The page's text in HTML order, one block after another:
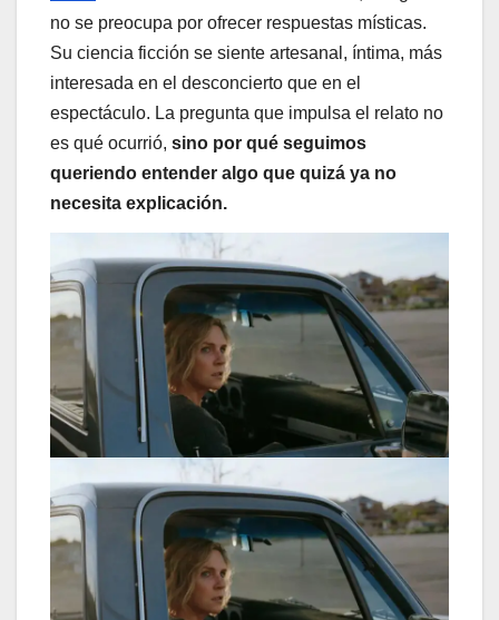
no se preocupa por ofrecer respuestas místicas.
Su ciencia ficción se siente artesanal, íntima, más
interesada en el desconcierto que en el
espectáculo. La pregunta que impulsa el relato no
es qué ocurrió, sino por qué seguimos
queriendo entender algo que quizá ya no
necesita explicación.